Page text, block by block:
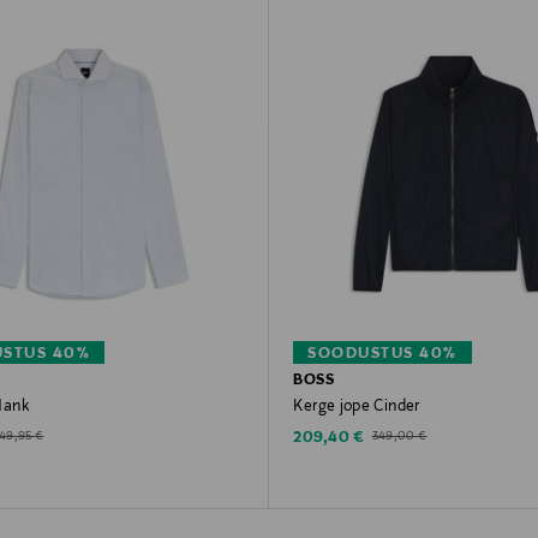
40%
PricePrice
€
SOODUSTUS 40%
BOSS
Kerge jope Cinder
Discounted Price
209,40 € Original Price
349,00 €